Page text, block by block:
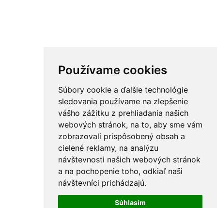
Používame cookies
Súbory cookie a ďalšie technológie
sledovania používame na zlepšenie
vášho zážitku z prehliadania našich
webových stránok, na to, aby sme vám
zobrazovali prispôsobený obsah a
cielené reklamy, na analýzu
návštevnosti našich webových stránok
a na pochopenie toho, odkiaľ naši
návštevníci prichádzajú.
Súhlasím